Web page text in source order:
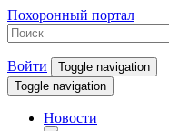
Похоронный портал
Войти
Toggle navigation
Toggle navigation
Новости